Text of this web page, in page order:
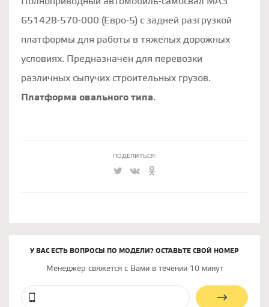
651428-570-000 (Евро-5) с задней разгрузкой
платформы для работы в тяжелых дорожных
условиях. Предназначен для перевозки
различных сыпучих строительных грузов.
Платформа овального типа.
ПОДЕЛИТЬСЯ:
У ВАС ЕСТЬ ВОПРОСЫ ПО МОДЕЛИ? ОСТАВЬТЕ СВОЙ НОМЕР
Менеджер свяжется с Вами в течении 10 минут